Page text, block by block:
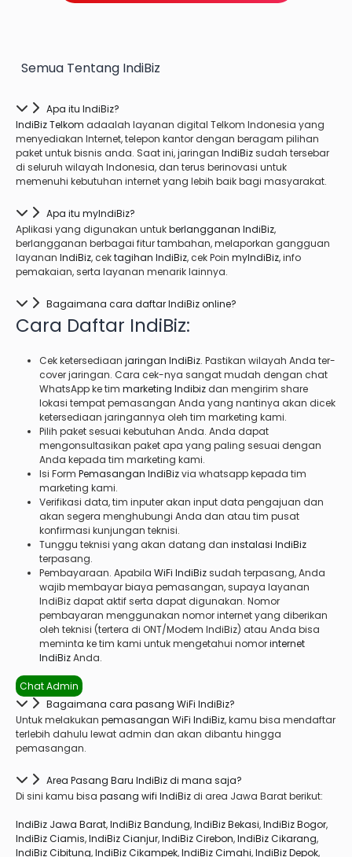
Semua Tentang IndiBiz
Apa itu IndiBiz?
IndiBiz Telkom adaalah layanan digital Telkom Indonesia yang
menyediakan Internet, telepon kantor dengan beragam pilihan
paket untuk bisnis anda. Saat ini, jaringan IndiBizsudah tersebar
di seluruh wilayah Indonesia, dan terus berinovasi untuk
memenuhi kebutuhan internet yang lebih baik bagi masyarakat.
Apa itu myIndiBiz?
Aplikasi yang digunakan untukberlangganan IndiBiz,
berlangganan berbagai fitur tambahan, melaporkan gangguan
layanan IndiBiz, cektagihan IndiBiz, cek Poin myIndiBiz, info
pemakaian, serta layanan menarik lainnya.
Bagaimana cara daftar IndiBiz online?
Cara Daftar IndiBiz:
Cek ketersediaan jaringan IndiBiz. Pastikan wilayah Anda ter-
cover jaringan. Cara cek-nya sangat mudah dengan chat
WhatsApp ke tim marketing Indibizdan mengirim share
lokasi tempat pemasangan Anda yang nantinya akan dicek
ketersediaan jaringannya oleh tim marketing kami.
Pilih paket sesuai kebutuhan Anda. Anda dapat
mengonsultasikan paket apa yang paling sesuai dengan
Anda kepada tim marketing kami.
Isi Form Pemasangan IndiBizvia whatsapp kepada tim
marketing kami.
Verifikasi data, tim inputer akan input data pengajuan dan
akan segera menghubungi Anda dan atau tim pusat
konfirmasi kunjungan teknisi.
Tunggu teknisi yang akan datang dan instalasi IndiBiz
terpasang.
Pembayaraan. Apabila WiFi IndiBizsudah terpasang, Anda
wajib membayar biaya pemasangan, supaya layanan
IndiBiz dapat aktif serta dapat digunakan. Nomor
pembayaran menggunakan nomor internet yang diberikan
oleh teknisi (tertera di ONT/Modem IndiBiz) atau Anda bisa
meminta ke tim kami untuk mengetahui nomorinternet
IndiBizAnda.
Chat Admin
Bagaimana cara pasang WiFi IndiBiz?
Untuk melakukan pemasangan WiFi IndiBiz, kamu bisa mendaftar
terlebih dahulu lewat admin dan akan dibantu hingga
pemasangan.
Area Pasang Baru IndiBiz di mana saja?
Di sini kamu bisa pasang wifi IndiBizdi area Jawa Barat berikut:
IndiBiz Jawa Barat,IndiBiz Bandung,IndiBiz Bekasi,IndiBiz Bogor,
IndiBiz Ciamis,IndiBiz Cianjur,IndiBiz Cirebon,IndiBiz Cikarang,
IndiBiz Cibitung,IndiBiz Cikampek,IndiBiz Cimahi,IndiBiz Depok,